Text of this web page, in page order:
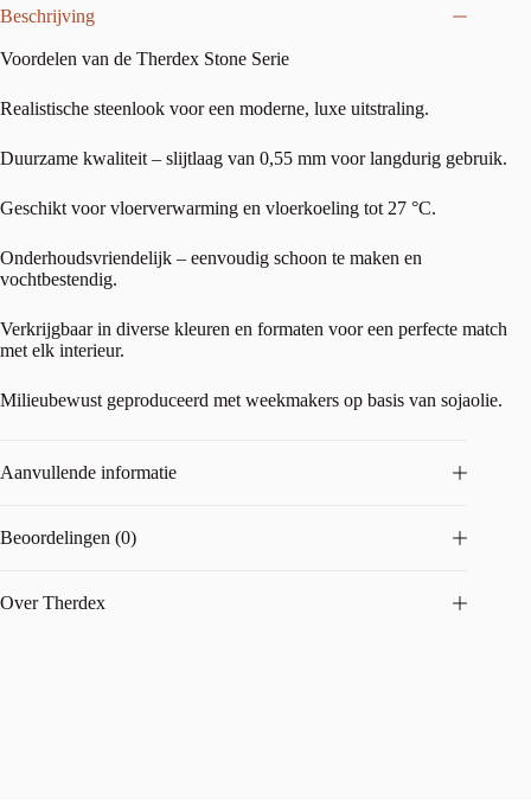
Beschrijving
Voordelen van de Therdex Stone Serie
Realistische steenlook voor een moderne, luxe uitstraling.
Duurzame kwaliteit – slijtlaag van 0,55 mm voor langdurig gebruik.
Geschikt voor vloerverwarming en vloerkoeling tot 27 °C.
Onderhoudsvriendelijk – eenvoudig schoon te maken en
vochtbestendig.
Verkrijgbaar in diverse kleuren en formaten voor een perfecte match
met elk interieur.
Milieubewust geproduceerd met weekmakers op basis van sojaolie.
Aanvullende informatie
Beoordelingen (0)
Over Therdex